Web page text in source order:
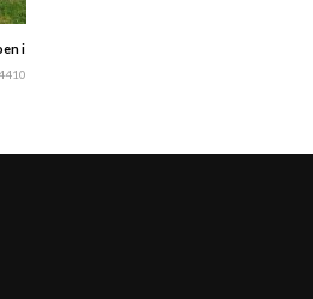
is gras, voor de koeien..! — Vlog Boerderij